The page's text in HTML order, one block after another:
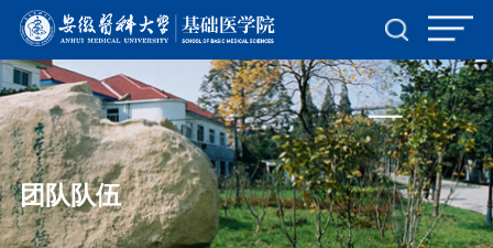
TapTap点点(188改名)官方网站-Official
Website
团队队伍